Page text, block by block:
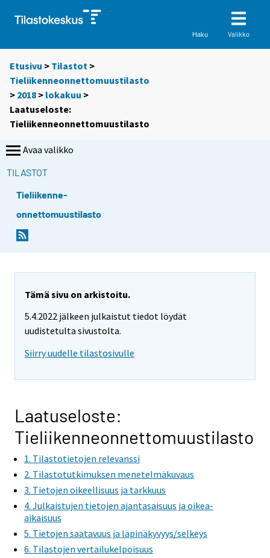
Haku Valikko
Etusivu > Tilastot >
Tieliikenneonnettomuustilasto
> 2018 > lokakuu >
Laatuseloste:
Tieliikenneonnettomuustilasto
Avaa valikko
TILASTOT
Tieliikenne-
onnettomuustilasto
Tämä sivu on arkistoitu.
5.4.2022 jälkeen julkaistut tiedot löydät
uudistetulta sivustolta.
Siirry uudelle tilastosivulle
Laatuseloste:
Tieliikenneonnettomuustilasto
1. Tilastotietojen relevanssi
2. Tilastotutkimuksen menetelmäkuvaus
3. Tietojen oikeellisuus ja tarkkuus
4. Julkaistujen tietojen ajantasaisuus ja oikea-
aikaisuus
5. Tietojen saatavuus ja läpinäkyvyys/selkeys
6. Tilastojen vertailukelpoisuus